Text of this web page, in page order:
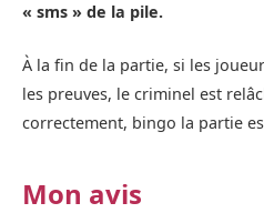
« sms » de la pile.
À la fin de la partie, si les
les preuves, le criminel est
correctement, bingo la partie
Mon avis